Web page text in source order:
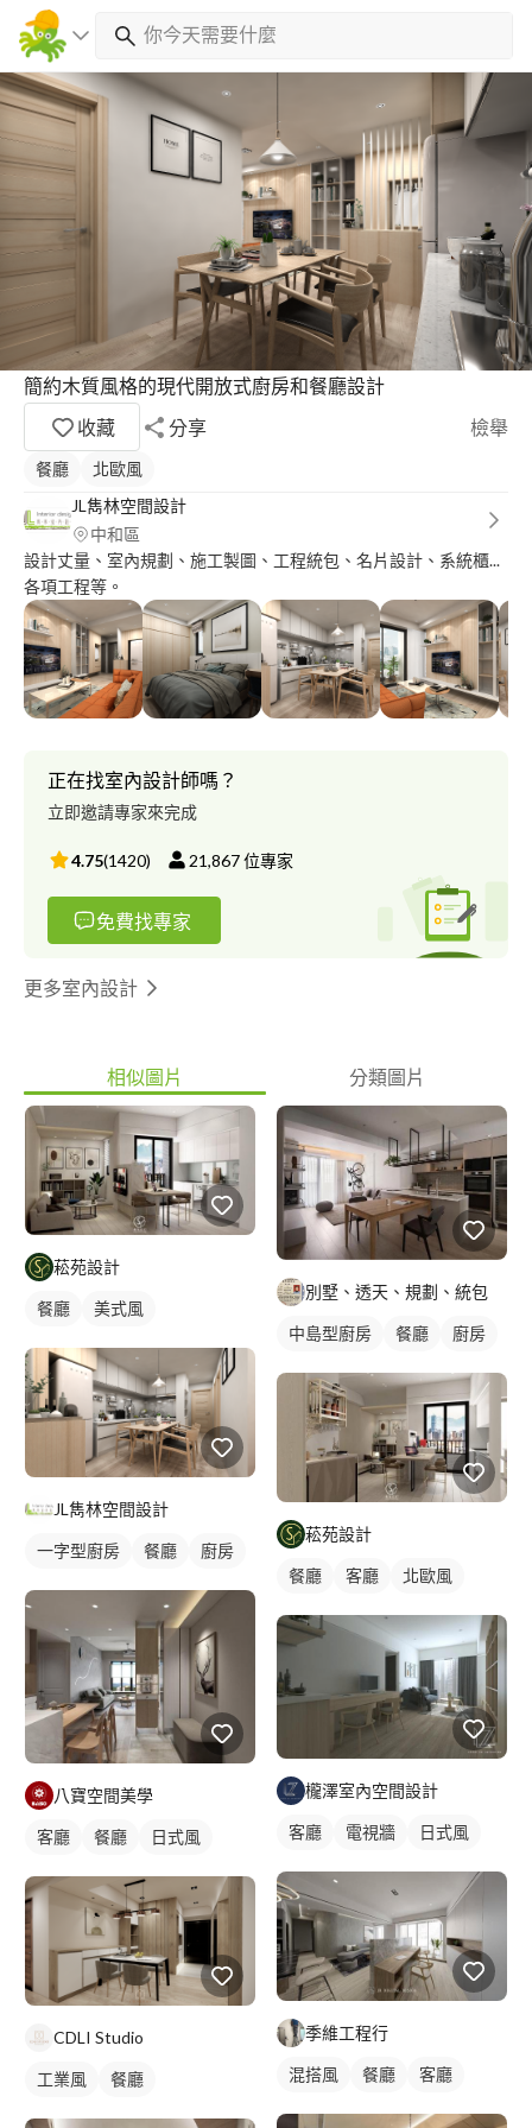
簡約木質風格的現代開放式廚房和餐廳設計
收藏
分享 檢舉
餐廳
北歐風
JL雋林空間設計
中和區
設計丈量、室內規劃、施工製圖、工程統包、名片設計、系統櫃...
各項工程等。
正在找室內設計師嗎？
立即邀請專家來完成
4.75(1420) 21,867位專家
免費找專家
更多室內設計
相似圖片 分類圖片
菘苑設計
餐廳 美式風
JL雋林空間設計
一字型廚房 餐廳 廚房
八寶空間美學
客廳 餐廳 日式風
CDLI Studio
工業風 餐廳
別墅、透天、規劃、統包
中島型廚房 餐廳 廚房
菘苑設計
餐廳 客廳 北歐風
櫳澤室內空間設計
客廳 電視牆 日式風
季維工程行
混搭風 餐廳 客廳